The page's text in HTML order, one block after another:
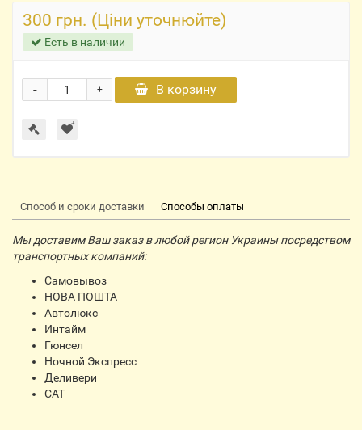
300 грн. (Ціни уточнюйте)
Есть в наличии
+
- В корзину
Способ и сроки доставки Способы оплаты
Мы доставим Ваш заказ в любой регион Украины посредством
транспортных компаний:
Самовывоз
НОВА ПОШТА
Автолюкс
Интайм
Гюнсел
Ночной Экспресс
Деливери
CАТ